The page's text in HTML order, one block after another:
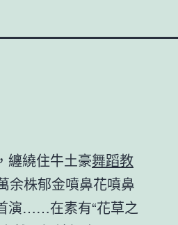
纏繞住牛土豪舞蹈教
余株郁金噴鼻花噴鼻
演……在素有“花草之